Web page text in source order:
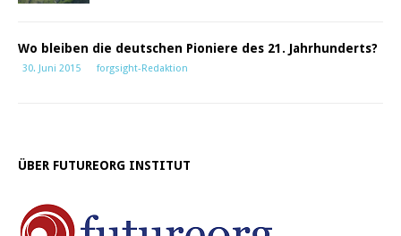
Wo bleiben die deutschen Pioniere des 21. Jahrhunderts?
30. Juni 2015 forgsight-Redaktion
ÜBER FUTUREORG INSTITUT